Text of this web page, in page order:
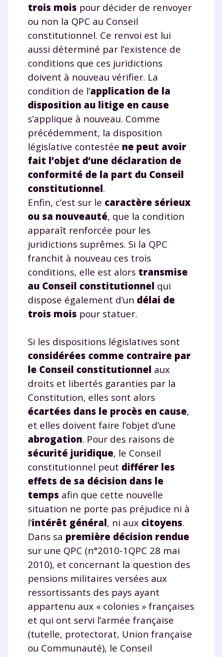
trois mois pour décider de renvoyer
ou non la QPC au Conseil
constitutionnel. Ce renvoi est lui
aussi déterminé par l’existence de
conditions que ces juridictions
doivent à nouveau vérifier. La
condition de l’application de la
disposition au litige en cause
s’applique à nouveau. Comme
précédemment, la disposition
législative contestée ne peut avoir
fait l’objet d’une déclaration de
conformité de la part du Conseil
constitutionnel.
Enfin, c’est sur le caractère sérieux
ou sa nouveauté, que la condition
apparaît renforcée pour les
juridictions suprêmes. Si la QPC
franchit à nouveau ces trois
conditions, elle est alors transmise
au Conseil constitutionnel qui
dispose également d’un délai de
trois mois pour statuer.
Si les dispositions législatives sont
considérées comme contraire par
le Conseil constitutionnel aux
droits et libertés garanties par la
Constitution, elles sont alors
écartées dans le procès en cause,
et elles doivent faire l’objet d’une
abrogation. Pour des raisons de
sécurité juridique, le Conseil
constitutionnel peut différer les
effets de sa décision dans le
temps afin que cette nouvelle
situation ne porte pas préjudice ni à
l’intérêt général, ni aux citoyens.
Dans sa première décision rendue
sur une QPC (n°2010-1QPC 28 mai
2010), et concernant la question des
pensions militaires versées aux
ressortissants des pays ayant
appartenu aux « colonies » françaises
et qui ont servi l’armée française
(tutelle, protectorat, Union française
ou Communauté), le Conseil